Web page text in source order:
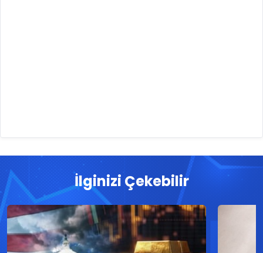
İlginizi Çekebilir